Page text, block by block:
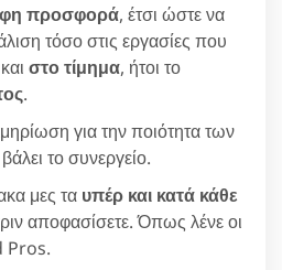
προσφορά, έτσι ώστε να
τόσο στις εργασίες που
στο τίμημα, ήτοι το
.
για την ποιότητα των
το συνεργείο.
μες τα υπέρ και κατά κάθε
αποφασίσετε. Όπως λένε οι
Pros.